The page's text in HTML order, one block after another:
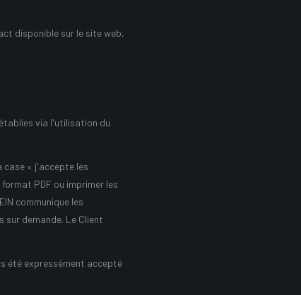
disponible sur le site web,
via l'utilisation du
case « j'accepte les
PDF ou imprimer les
communique les
sur demande. Le Client
été expressément accepté